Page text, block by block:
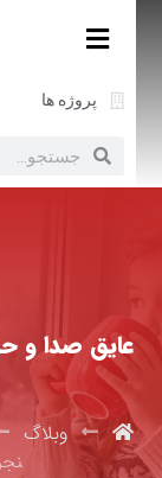
پروژه ها
عایق صدا و
وبلاگ